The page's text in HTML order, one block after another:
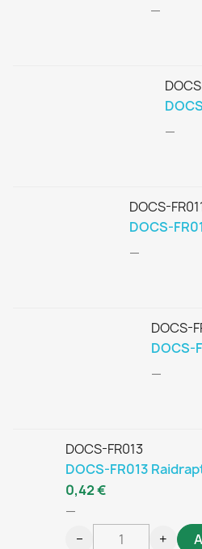
—
—
DOCS-
DOCS-
—
DOCS-
DOCS-
—
DOCS-FR013
DOCS-FR013
—
0,42 €
− +